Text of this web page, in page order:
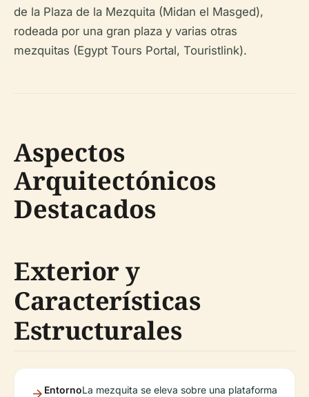
de la Plaza de la Mezquita (Midan el Masged),
rodeada por una gran plaza y varias otras
mezquitas (Egypt Tours Portal, Touristlink).
Aspectos
Arquitectónicos
Destacados
Exterior y
Características
Estructurales
EntornoLa mezquita se eleva sobre una plataforma